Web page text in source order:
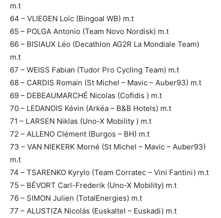
m.t
64 – VLIEGEN Loïc (Bingoal WB) m.t
65 – POLGA Antonio (Team Novo Nordisk) m.t
66 – BISIAUX Léo (Decathlon AG2R La Mondiale Team)
m.t
67 – WEISS Fabian (Tudor Pro Cycling Team) m.t
68 – CARDIS Romain (St Michel – Mavic – Auber93) m.t
69 – DEBEAUMARCHÉ Nicolas (Cofidis ) m.t
70 – LEDANOIS Kévin (Arkéa – B&B Hotels) m.t
71 – LARSEN Niklas (Uno-X Mobility ) m.t
72 – ALLENO Clément (Burgos – BH) m.t
73 – VAN NIEKERK Morné (St Michel – Mavic – Auber93)
m.t
74 – TSARENKO Kyrylo (Team Corratec – Vini Fantini) m.t
75 – BÉVORT Carl-Frederik (Uno-X Mobility) m.t
76 – SIMON Julien (TotalEnergies) m.t
77 – ALUSTIZA Nicolás (Euskaltel – Euskadi) m.t